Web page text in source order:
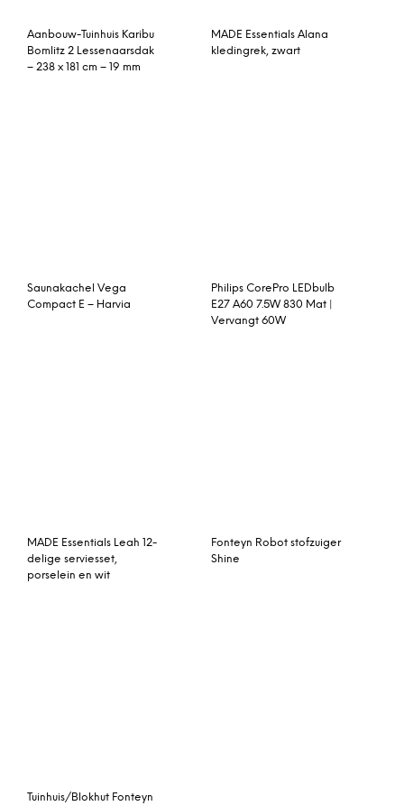
Aanbouw-Tuinhuis Karibu
Bomlitz 2 Lessenaarsdak
– 238 x 181 cm – 19 mm
MADE Essentials Alana
kledingrek, zwart
Saunakachel Vega
Compact E – Harvia
Philips CorePro LEDbulb
E27 A60 7.5W 830 Mat |
Vervangt 60W
MADE Essentials Leah 12-
delige serviesset,
porselein en wit
Fonteyn Robot stofzuiger
Shine
Tuinhuis/Blokhut Fonteyn